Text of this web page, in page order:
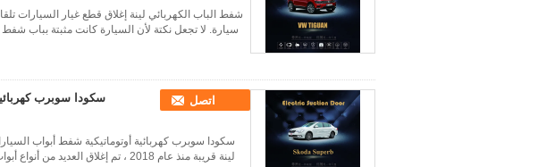
شفط الباب الكهربائي لينة إغلاق قطع غيار السيارات
سيارة. لا تجعل نكتة لأن السيارة كانت مثبتة بباب
سكودا سوبرب
اتصل
سكودا سوبرب كهربائية أوتوماتيكية شفط أبواب
لينة قريبة منذ عام 2018 ، تم إغلاق العديد من أنواع أبواب السيارات الكهربائية دون انقطاع ، وقد سعى إليها ت...